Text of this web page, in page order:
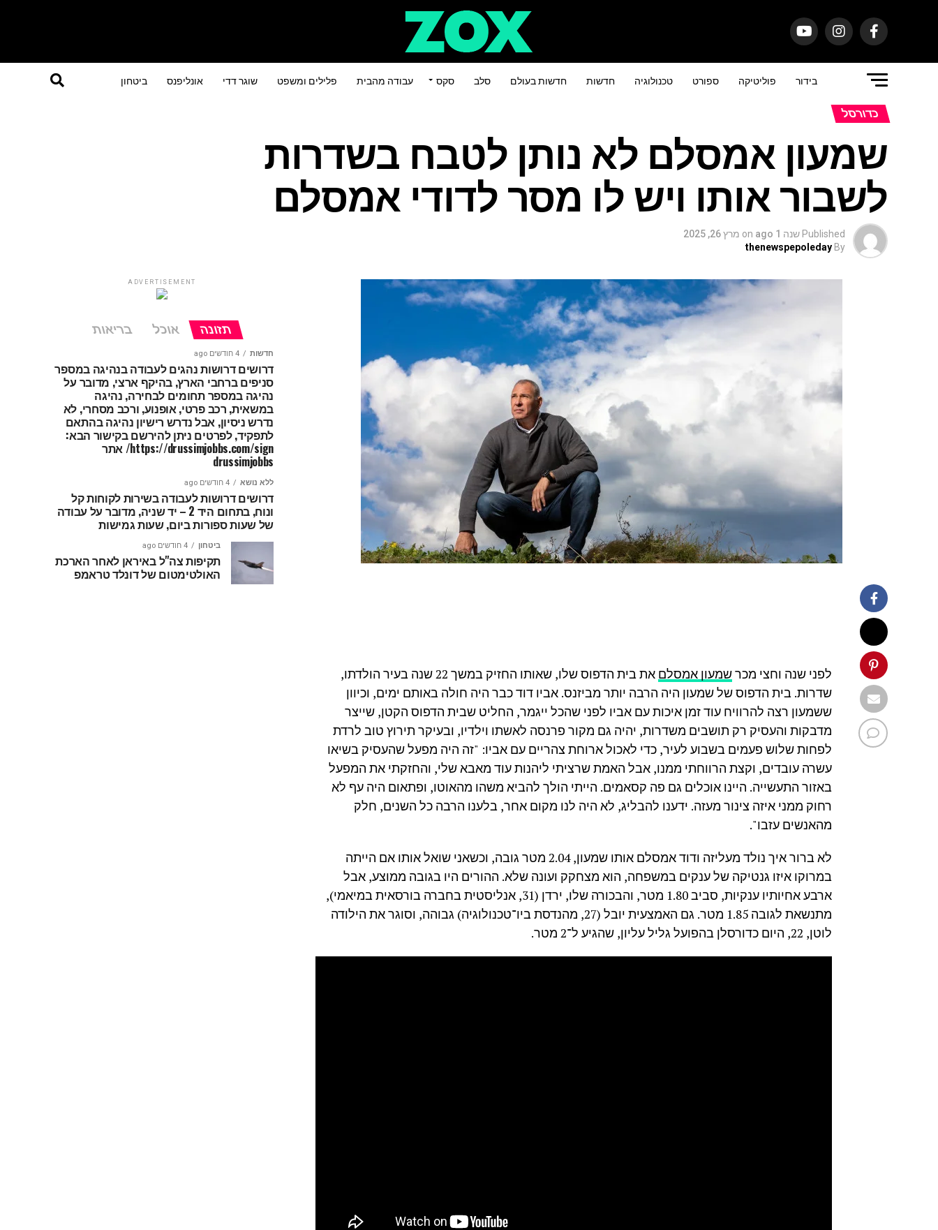
בידור פוליטיקה ספורט טכנולוגיה חדשות חדשות בעולם סלב סקס עבודה מהבית פלילים ומשפט שוגר דדי אונליפנס ביטחון
כדורסל
שמעון אמסלם לא נותן לטבח בשדרות
לשבור אותו ויש לו מסר לדודי אמסלם
Published שנה 1 ago on מרץ 26, 2025
By
thenewspepoleday
לפני שנה וחצי מכרשמעון אמסלם
את בית הדפוס שלו, שאותו החזיק במשך 22 שנה בעיר הולדתו,
שדרות. בית הדפוס של שמעון היה הרבה יותר מביזנס. אביו דוד כבר היה חולה באותם ימים, וכיוון
ששמעון רצה להרוויח עוד זמן איכות עם אביו לפני שהכל ייגמר, החליט שבית הדפוס הקטן, שייצר
מדבקות והעסיק רק תושבים משדרות, יהיה גם מקור פרנסה לאשתו וילדיו, ובעיקר תירוץ טוב לרדת
לפחות שלוש פעמים בשבוע לעיר, כדי לאכול ארוחת צהריים עם אביו: "זה היה מפעל שהעסיק בשיאו
עשרה עובדים, וקצת הרווחתי ממנו, אבל האמת שרציתי ליהנות עוד מאבא שלי, והחזקתי את המפעל
באזור התעשייה. היינו אוכלים גם פה קסאמים. הייתי הולך להביא משהו מהאוטו, ופתאום היה עף לא
רחוק ממני איזה צינור מעזה. ידענו להבליג, לא היה לנו מקום אחר, בלענו הרבה כל השנים, חלק
מהאנשים עזבו".
לא ברור איך נולד מעליזה ודוד אמסלם אותו שמעון, 2.04 מטר גובה, וכשאני שואל אותו אם הייתה
במרוקו איזו גנטיקה של ענקים במשפחה, הוא מצחקק ועונה שלא. ההורים היו בגובה ממוצע, אבל
ארבע אחיותיו ענקיות, סביב 1.80 מטר, והבכורה שלו, ירדן (31, אנליסטית בחברה בורסאית במיאמי),
מתנשאת לגובה 1.85 מטר. גם האמצעית יובל (27, מהנדסת ביו־טכנולוגיה) גבוהה, וסוגר את הילודה
לוטן, 22, היום כדורסלן בהפועל גליל עליון, שהגיע ל־2 מטר.
ADVERTISEMENT
תזונה אוכל בריאות
חדשות 4 חודשים ago
דרושים דרושות נהגים לעבודה בנהיגה במספר
סניפים ברחבי הארץ, בהיקף ארצי, מדובר על
נהיגה במספר תחומים לבחירה, נהיגה
במשאית, רכב פרטי, אופנוע, ורכב מסחרי, לא
נדרש ניסיון, אבל נדרש רישיון נהיגה בהתאם
לתפקיד, לפרטים ניתן להירשם בקישור הבא:
https://drussimjobbs.com/sign/ אתר
drussimjobbs
ללא נושא 4 חודשים ago
דרושים דרושות לעבודה בשירות לקוחות קל
ונוח, בתחום היד 2 – יד שניה, מדובר על עבודה
של שעות ספורות ביום, שעות גמישות
ביטחון 4 חודשים ago
תקיפות צה"ל באיראן לאחר הארכת
האולטימטום של דונלד טראמפ